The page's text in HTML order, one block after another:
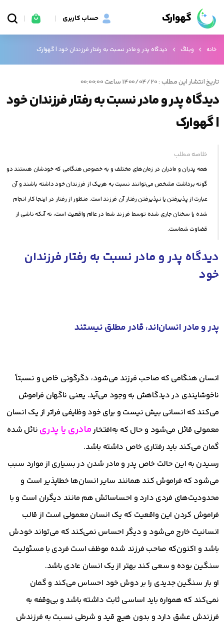
گهوارک حساب کاربری
خانه وبلاگ دیدگاه پدر و مادر نسبت به رفتار فرزندان خود | گهوارک
تاریخ انتشار این مطلب : 1400/04/20 ساعت 00:00:00
دیدگاه پدر و مادر نسبت به رفتار فرزندان خود
| گهوارک
خلاصه مطلب
همه پدران و مادران در زمان‌های مختلف و به خصوص هنگامی که خودشان هستند دو
گونه برداشت مشخص می‌توانند نسبت به هریک از فرزندان خود داشته باشند و آن
عبارت از پذیرفتن یا نپذیرفتن رفتار آن فرزند است. منظور از رفتار در اینجا کار انجام
شده یا سخنان جاری شده توسط فرزند شما در عالم واقعیت است، نه آنکه ناشی از
قضاوت شماست.
دیدگاه پدر و مادر نسبت به رفتار فرزندان
خود
پدر و مادر انسان‌اند، قادر مطلق نیستند
انسان هنگامی که صاحب فرزند می‌شود، دگرگونی خاص و نسبتاً
ناخوشایندی در دیدگاهش به وجود می‌آید. یعنی ناگهان فراموش
می‌کند که انسانی بیش نیست و برای خود وظایفی فراتر از یک انسان
معمولی قائل می‌شود و حال که به‌افتخارمادری یا پدری نائل شده
گمان می‌کند باید رفتاری خاص داشته باشد.
رسیدن به این حالت خاص پدر و مادر شدن در بسیاری از موارد سبب
می‌شود که فراموش کند همانند سایر انسان‌ها خطاپذیر است و
محدودیت‌های فردی دارد و احساساتش هم مانند دیگران است و با
فراموش کردن این واقعیت که یک انسان معمولی است از قالب
انسانیت خارج می‌شود و دیگر احساس نمی‌کند که می‌تواند خودش
باشد و اکنون‌که صاحب فرزند شده موظف است فردی با مسئولیت
سنگین بوده و سعی کند بهتر از یک انسان عادی باشد.
او بار سنگین جدیدی را بر دوش خود احساس می‌کند و گمان
نمی‌کند که همواره باید اساسی ثابت داشته باشد و بی‌وقفه به
فرزندش عشق دارد و بدون هیچ قید و شرطی نسبت به فرزندش